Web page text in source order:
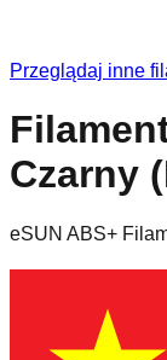
Przeglądaj inne
Czarny
eSUN ABS+